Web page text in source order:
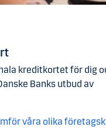
kreditkortet för dig
Banks utbud av
våra olika